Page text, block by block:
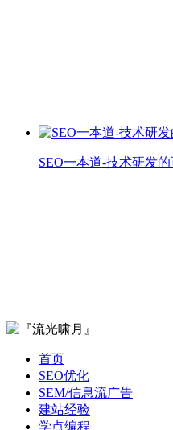
SEO一本道-技术研发
首页
SEO优化
SEM/信息流广告
建站经验
学点编程